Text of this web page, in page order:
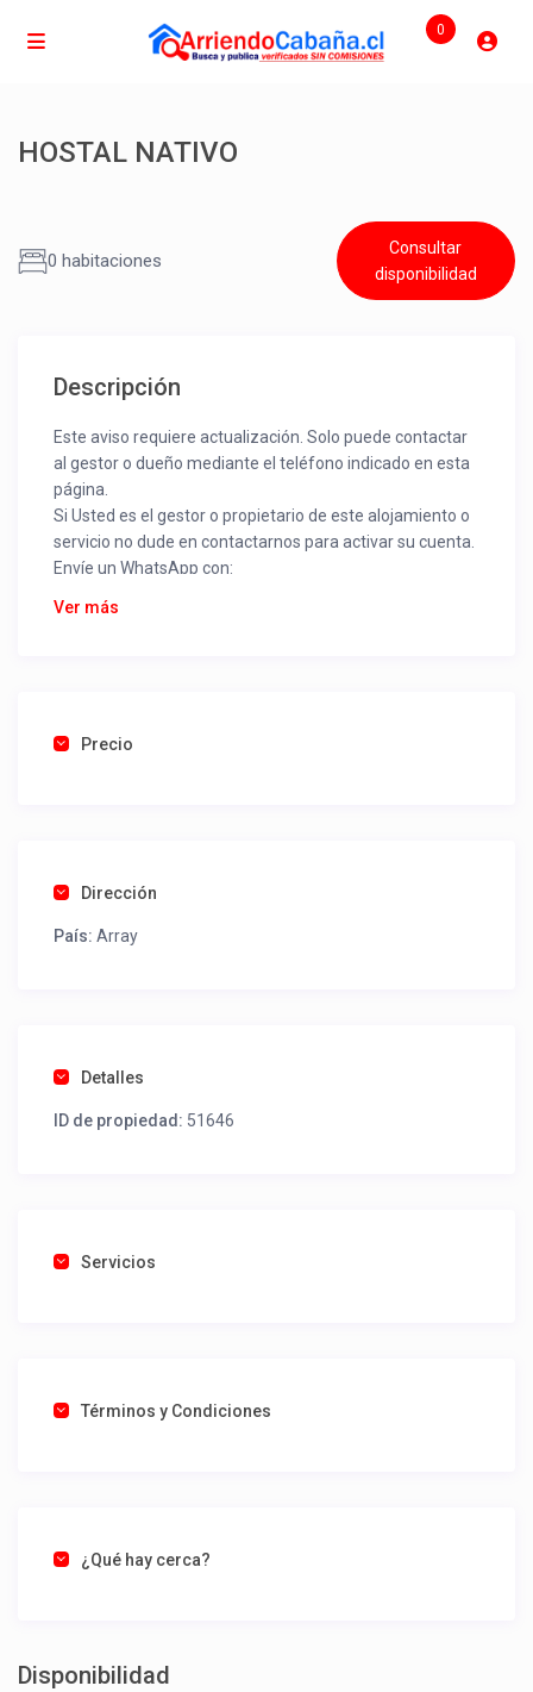
0
HOSTAL NATIVO
0 habitaciones
Consultar
disponibilidad
Descripción
Este aviso requiere actualización. Solo puede contactar
al gestor o dueño mediante el teléfono indicado en esta
página.
Si Usted es el gestor o propietario de este alojamiento o
servicio no dude en contactarnos para activar su cuenta.
Envíe un WhatsApp con:
Nombre alojamiento o servicio
Una foto de cuenta de luz o agua o gas que acredite
como un profesional sin COMISIONES ni ESTAFAS.
Tel contacto propiedad:
Ver más
Precio
Dirección
País: Array
Detalles
ID de propiedad: 51646
Servicios
Términos y Condiciones
¿Qué hay cerca?
Disponibilidad